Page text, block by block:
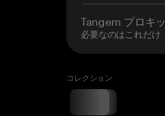
Tangem プロキ
必要なのはこれだけ
コレクション